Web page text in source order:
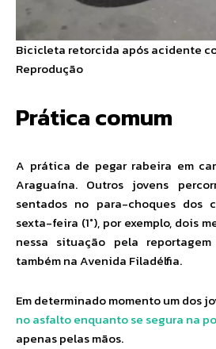
Bicicleta retorcida após acidente
Reprodução
Prática comum
A prática de pegar rabeira em
Araguaína. Outros jovens
sentados no para-choques dos
sexta-feira (1°), por exemplo, dois
nessa situação pela
também na Avenida Filadélfia.
Em determinado momento um dos
no asfalto enquanto se segura na
apenas pelas mãos.